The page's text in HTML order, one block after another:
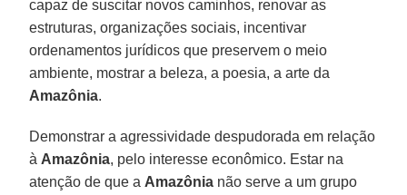
capaz de suscitar novos caminhos, renovar as
estruturas, organizações sociais, incentivar
ordenamentos jurídicos que preservem o meio
ambiente, mostrar a beleza, a poesia, a arte da
Amazônia.
Demonstrar a agressividade despudorada em relação
à Amazônia, pelo interesse econômico. Estar na
atenção de que a Amazônia não serve a um grupo